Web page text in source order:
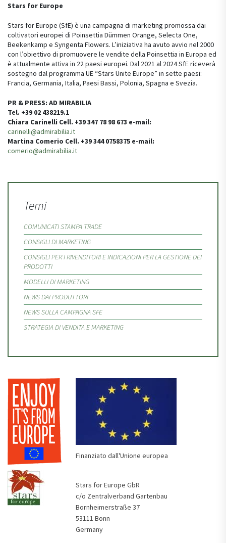
Stars for Europe
Stars for Europe (SfE) è una campagna di marketing promossa dai
coltivatori europei di Poinsettia Dümmen Orange, Selecta One,
Beekenkamp e Syngenta Flowers. L’iniziativa ha avuto avvio nel 2000
con l’obiettivo di promuovere le vendite della Poinsettia in Europa ed
è attualmente attiva in 22 paesi europei. Dal 2021 al 2024 SfE riceverà
sostegno dal programma UE “Stars Unite Europe” in sette paesi:
Francia, Germania, Italia, Paesi Bassi, Polonia, Spagna e Svezia.
PR & PRESS: AD MIRABILIA
Tel. +39 02 438219.1
Chiara Carinelli Cell. +39 347 78 98 673 e-mail:
carinelli@admirabilia.it
Martina Comerio Cell. +39 344 0758375 e-mail:
comerio@admirabilia.it
Temi
COMUNICATI STAMPA TRADE
CONSIGLI DI MARKETING
CONSIGLI PER I RIVENDITORI E INDICAZIONI PER LA GESTIONE DEI
PRODOTTI
MODELLI DI MARKETING
NEWS DAI PRODUTTORI
NEWS SULLA CAMPAGNA SFE
STRATEGIA DI VENDITA E MARKETING
Finanziato dall'Unione europea
Stars for Europe GbR
c/o Zentralverband Gartenbau
Bornheimerstraße 37
53111 Bonn
Germany